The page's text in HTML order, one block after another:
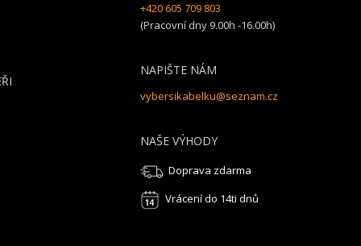
+420 605 709 803
(Pracovní dny 9.00h -16.00h)
NAPIŠTE NÁM
vybersikabelku@seznam.cz
NAŠE VÝHODY
Doprava zdarma
Vrácení do 14ti dnů